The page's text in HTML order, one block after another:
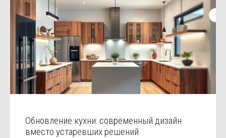
Обновление кухни: современный дизайн
вместо устаревших решений